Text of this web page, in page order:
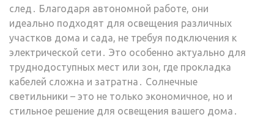
след․ Благодаря автономной работе, они
идеально подходят для освещения различных
участков дома и сада, не требуя подключения к
электрической сети․ Это особенно актуально для
труднодоступных мест или зон, где прокладка
кабелей сложна и затратна․ Солнечные
светильники – это не только экономичное, но и
стильное решение для освещения вашего дома․